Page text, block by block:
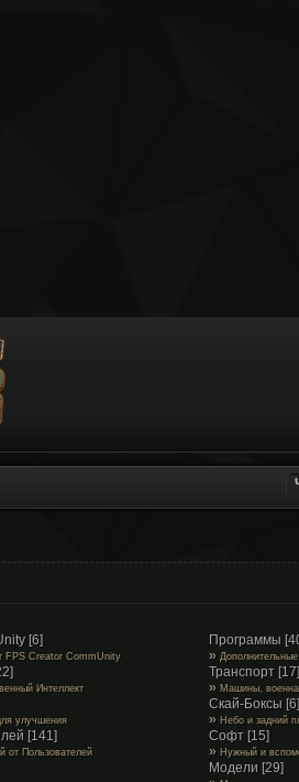
[6]
FPS Creator CommUnity
Программы
»
Интеллект
Транспорт [17]
» Машины,
улучшения
Скай-Боксы [6]
» Небо и задний
[141]
от Пользователей
Софт [15]
» Нужный и
Модели [29]